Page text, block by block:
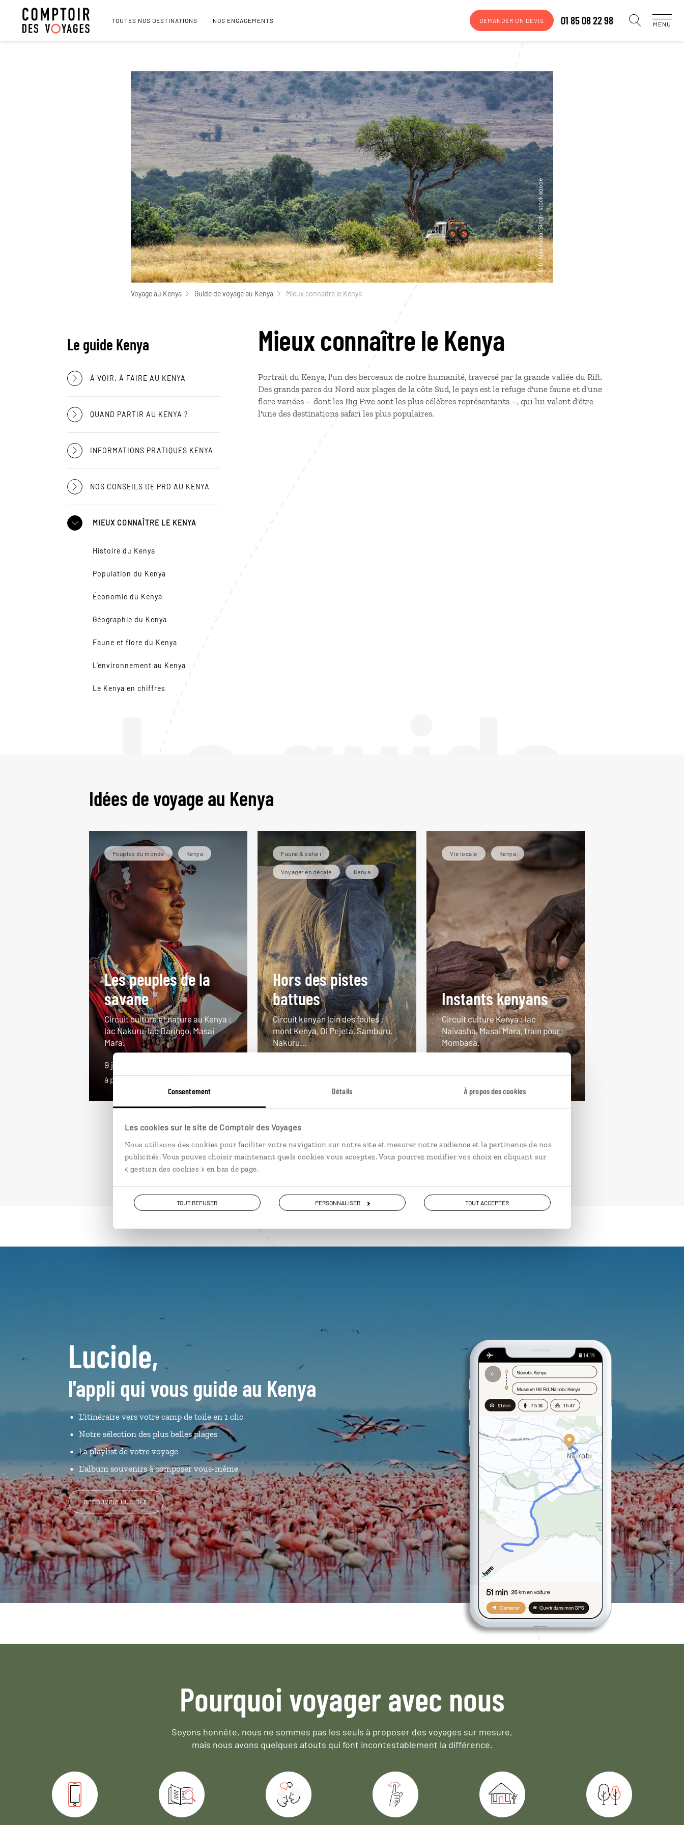
Consentement Détails À propos des cookies
Les cookies sur le site de Comptoir des Voyages
Nous utilisons des cookies pour faciliter votre navigation sur notre site et mesurer notre audience et la pertinence de nos
publicités. Vous pouvez choisir maintenant quels cookies vous acceptez. Vous pourrez modifier vos choix en cliquant sur
« gestion des cookies » en bas de page.
TOUT REFUSER PERSONNALISER TOUT ACCEPTER
TOUTES NOS DESTINATIONS NOS ENGAGEMENTS DEMANDER UN DEVIS 01 85 08 22 98 MENU
Voyage au Kenya Guide de voyage au Kenya Mieux connaître le Kenya
Le guide
Le guide Kenya
À VOIR, À FAIRE AU KENYA
QUAND PARTIR AU KENYA ?
INFORMATIONS PRATIQUES KENYA
NOS CONSEILS DE PRO AU KENYA
MIEUX CONNAÎTRE LE KENYA
Histoire du Kenya
Population du Kenya
Économie du Kenya
Géographie du Kenya
Faune et flore du Kenya
L'environnement au Kenya
Le Kenya en chiffres
Mieux connaître le Kenya
Portrait du Kenya, l'un des berceaux de notre humanité, traversé par la grande vallée du Rift.
Des grands parcs du Nord aux plages de la côte Sud, le pays est le refuge d'une faune et d'une
flore variées – dont les Big Five sont les plus célèbres représentants –, qui lui valent d'être
l'une des destinations safari les plus populaires.
Idées de voyage au Kenya
Peuples du monde Kenya
Les peuples de la
savane
Circuit culture et nature au Kenya :
lac Nakuru, lac Baringo, Masai
Mara.
9 jours / 7 nuits
à partir de 4150€
Faune & safari
Voyager en décalé Kenya
Hors des pistes
battues
Circuit kenyan loin des foules :
mont Kenya, Ol Pejeta, Samburu,
Nakuru…
à partir de 3950€
Vie locale Kenya
Instants kenyans
Circuit culture Kenya : lac
Naivasha, Masai Mara, train pour
Mombasa.
à partir de 3150€
VOIR NOS 12 IDÉES DE VOYAGE AU KENYA
Luciole,
l'appli qui vous guide au Kenya
L’itinéraire vers votre camp de toile en 1 clic
Notre sélection des plus belles plages
La playlist de votre voyage
L’album souvenirs à composer vous-même
DÉCOUVRIR LUCIOLE
Pourquoi voyager avec nous
Soyons honnête, nous ne sommes pas les seuls à proposer des voyages sur mesure,
mais nous avons quelques atouts qui font incontestablement la différence.